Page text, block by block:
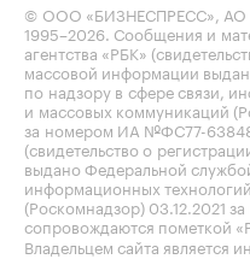
© ООО «БИЗНЕСПРЕСС»,
1995–2026. Сообщения и
агентства «РБК»
массовой информации
по надзору в сфере связи,
и массовых коммуникаций
за номером ИА №ФС77-
(свидетельство о
выдано Федеральной
информационных
(Роскомнадзор) 03.12.2021
сопровождаются пометкой
Владельцем сайта является